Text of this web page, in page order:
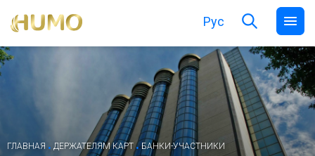
Рус
ГЛАВНАЯ . ДЕРЖАТЕЛЯМ КАРТ .БАНКИ-УЧАСТНИКИ